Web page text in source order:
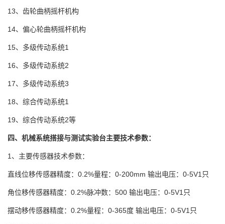
13、齿轮曲柄摇杆机构
14、偏心轮曲柄摇杆机构
15、多级传动系统1
16、多级传动系统2
17、多级传动系统3
18、综合传动系统1
19、综合传动系统2等
四、机械系统搭接与测试实验台主要技术参数：
1、主要传感器技术参数：
直线位移传感器精度：0.2%量程：0-200mm 输出电压：0-5V1只
角位移传感器精度：0.2%脉冲数：500 输出电压：0-5V1只
摆动移传感器精度：0.2%量程：0-365度 输出电压：0-5V1只